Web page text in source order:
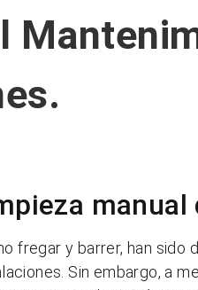
manual
fregar y barrer, han sido
Sin embargo, a